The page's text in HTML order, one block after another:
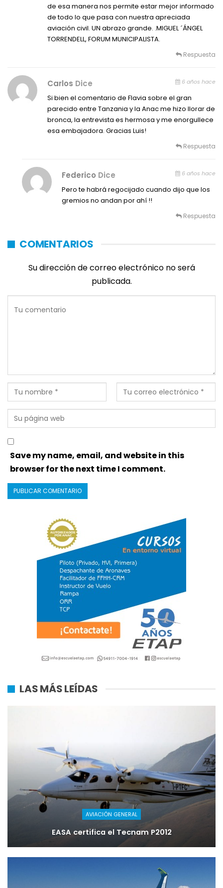
de esa manera nos permite estar mejor informado
de todo lo que pasa con nuestra apreciada
aviación civil. UN abrazo grande. .MIGUEL ´ÁNGEL
TORRENDELL, FORUM MUNICIPALISTA.
Respuesta
Carlos Dice 6 años hace
Si bien el comentario de Flavia sobre el gran
parecido entre Tanzania y la Anac me hizo llorar de
bronca, la entrevista es hermosa y me enorgullece
esa embajadora. Gracias Luis!
Respuesta
Federico Dice 6 años hace
Pero te habrá regocijado cuando dijo que los
gremios no andan por ahí !!
Respuesta
COMENTARIOS
Su dirección de correo electrónico no será
publicada.
Save my name, email, and website in this
browser for the next time I comment.
LAS MÁS LEÍDAS
AVIACIÓN GENERAL
EASA certifica el Tecnam P2012